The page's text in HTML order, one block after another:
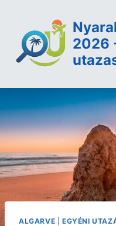
2026
ALGARVE |EGYÉNI